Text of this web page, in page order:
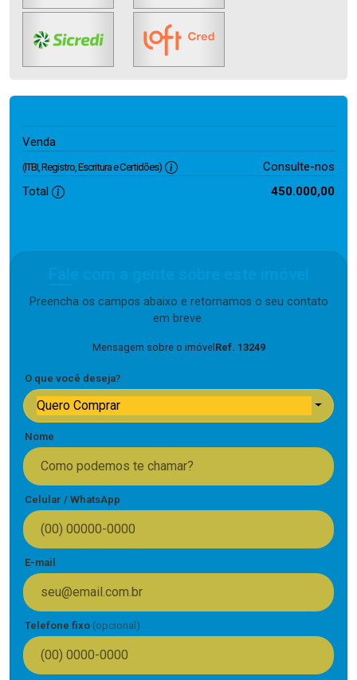
Venda
(ITBI, Registro, Escritura e Certidões)
Consulte-nos
Total
450.000,00
Preencha os campos abaixo e retornamos o seu contato
em breve.
Mensagem sobre o imóvelRef. 13249
O que você deseja?
Quero Comprar
Nome
Celular / WhatsApp
E-mail
Telefone fixo (opcional)